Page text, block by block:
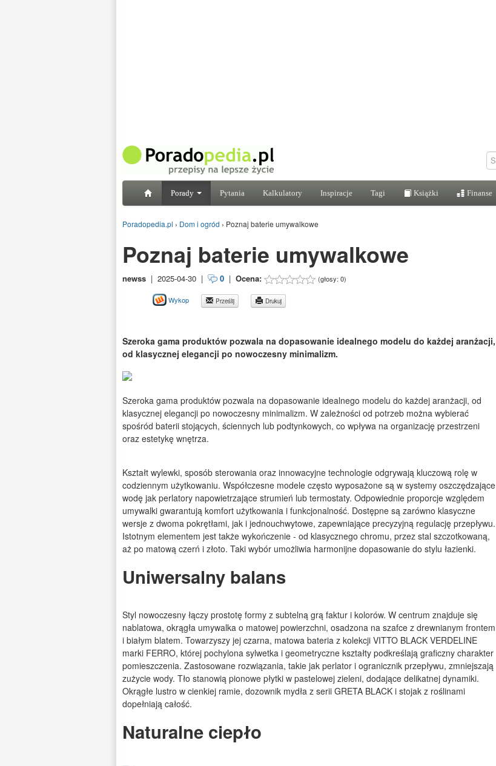
Porady Pytania Kalkulatory Inspiracje Tagi Książki Finanse
Poradopedia.pl › Dom i ogród › Poznaj baterie umywalkowe
Poznaj baterie umywalkowe
newss | 2025-04-30 | 0 | Ocena: (głosy: 0)
Wykop Prześlij Drukuj
Szeroka gama produktów pozwala na dopasowanie idealnego modelu do każdej aranżacji,
od klasycznej elegancji po nowoczesny minimalizm.
Szeroka gama produktów pozwala na dopasowanie idealnego modelu do każdej aranżacji, od
klasycznej elegancji po nowoczesny minimalizm. W zależności od potrzeb można wybierać
spośród baterii stojących, ściennych lub podtynkowych, co wpływa na organizację przestrzeni
oraz estetykę wnętrza.
Kształt wylewki, sposób sterowania oraz innowacyjne technologie odgrywają kluczową rolę w
codziennym użytkowaniu. Współczesne modele często wyposażone są w systemy oszczędzające
wodę jak perlatory napowietrzające strumień lub termostaty. Odpowiednie proporcje względem
umywalki gwarantują komfort użytkowania i funkcjonalność. Dostępne są zarówno klasyczne
wersje z dwoma pokrętłami, jak i jednouchwytowe, zapewniające precyzyjną regulację przepływu.
Istotnym elementem jest także wykończenie - od klasycznego chromu, przez stal szczotkowaną,
aż po matową czerń i złoto. Taki wybór umożliwia harmonijne dopasowanie do stylu łazienki.
Uniwersalny balans
Styl nowoczesny łączy prostotę formy z subtelną grą faktur i kolorów. W centrum znajduje się
nablatowa, okrągła umywalka o matowej powierzchni, osadzona na szafce z drewnianym frontem
i białym blatem. Towarzyszy jej czarna, matowa bateria z kolekcji VITTO BLACK VERDELINE
marki FERRO, której pochylona sylwetka i geometryczne kształty podkreślają graficzny charakter
pomieszczenia. Zastosowane rozwiązania, takie jak perlator i ogranicznik przepływu, zmniejszają
zużycie wody. Tło stanowią pionowe płytki w pastelowej zieleni, dodające delikatnej dynamiki.
Okrągłe lustro w cienkiej ramie, dozownik mydła z serii GRETA BLACK i stojak z roślinami
dopełniają całość.
Naturalne ciepło